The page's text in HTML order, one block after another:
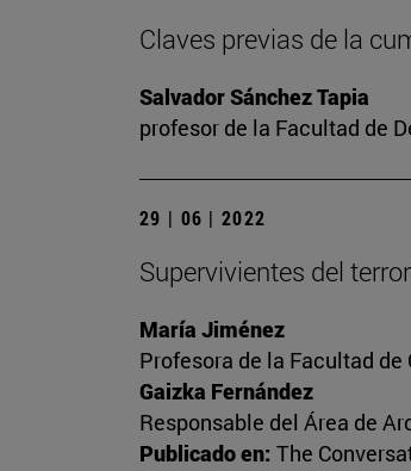
Claves previas de la
Salvador Sánchez Tapia
profesor de la Facultad de
29 | 06 | 2022
Supervivientes del
María Jiménez
Profesora de la Facultad
Gaizka Fernández
Responsable del Área de
Publicado en: The